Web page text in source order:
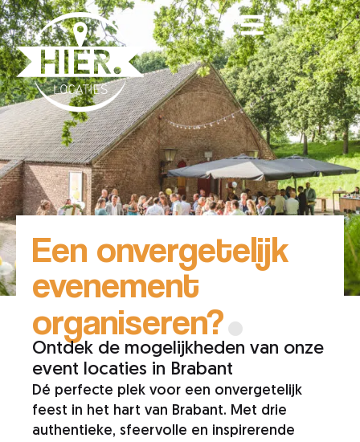
Een onvergetelijk
evenement
organiseren?.
Ontdek de mogelijkheden van onze
event locaties in Brabant
Dé perfecte plek voor een onvergetelijk
feest in het hart van Brabant. Met drie
authentieke, sfeervolle en inspirerende